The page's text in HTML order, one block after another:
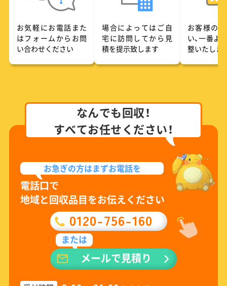
お気軽にお電話また
はフォームからお問
い合わせください
場合によってはご自
宅に訪問してから見
積を提示致します
お客様の
い、一番よ
整いたしま
なんでも回収！
すべてお任せください！
お急ぎの方はまずお電話を
電話口で
地域と回収品目をお伝えください
0120-756-160
または
メールで見積り